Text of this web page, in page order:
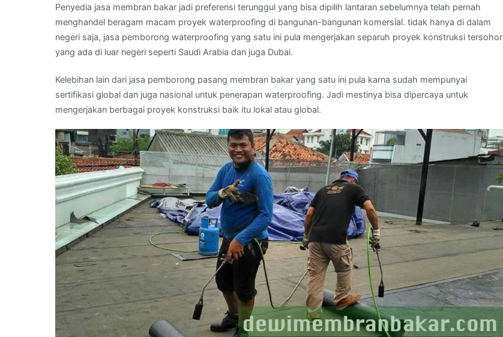
Daerah
BINJAI
Penyedia jasa membran bakar jadi preferensi terunggul yang bisa dipilih lantaran sebelumnya telah pernah
menghandel beragam macam proyek waterproofing di bangunan-bangunan komersial. tidak hanya di dalam
negeri saja, jasa pemborong waterproofing yang satu ini pula mengerjakan separuh proyek konstruksi tersohor
yang ada di luar negeri seperti Saudi Arabia dan juga Dubai.
Kelebihan lain dari jasa pemborong pasang membran bakar yang satu ini pula karna sudah mempunyai
sertifikasi global dan juga nasional untuk penerapan waterproofing. Jadi mestinya bisa dipercaya untuk
mengerjakan berbagai proyek konstruksi baik itu lokal atau global.